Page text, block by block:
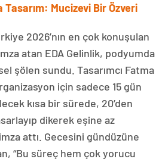
Tasarım: Mucizevi Bir Özveri
2026’nın en çok konuşulan
atan EDA Gelinlik, podyumda
şölen sundu. Tasarımcı Fatma
için sadece 15 gün
kısa bir sürede, 20’den
dikerek eşine az
attı. Gecesini gündüzüne
“Bu süreç hem çok yorucu